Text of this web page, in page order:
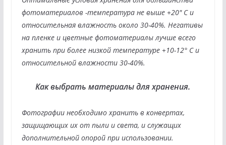
фотоматериалов -температура не выше +20″ С и
относительная влажность около 30-40%. Негативы
на пленке и цветные фотоматериалы лучше всего
хранить при более низкой температуре +10-12° С и
относительной влажности 30-40%.
Как выбрать материалы для хранения.
Фотографии необходимо хранить в конвертах,
защищающих их от пыли и света, и служащих
дополнительной опорой при использовании.